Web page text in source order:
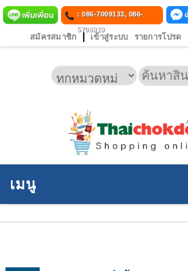
: 086-7009133, 086-
5708919
สมัครสมาชิก เข้าสู่ระบบ รายการโปรด
เมนู